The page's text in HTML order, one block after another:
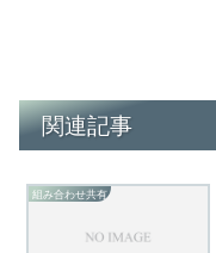
関連記事
組み合わせ共有